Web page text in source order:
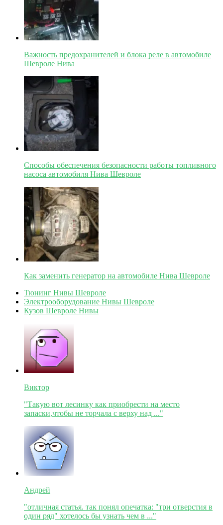
Важность предохранителей и блока реле в автомобиле
Шевроле Нива
Способы обеспечения безопасности работы топливного
насоса автомобиля Нива Шевроле
Как заменить генератор на автомобиле Нива Шевроле
Тюнинг Нивы Шевроле
Электрооборудование Нивы Шевроле
Кузов Шевроле Нивы
Виктор
"Такую вот лесинку как приобрести на место
запаски,чтобы не торчала с верху над ..."
Андрей
"отличная статья. так понял опечатка: "три отверстия в
один ряд" хотелось бы узнать чем в ..."